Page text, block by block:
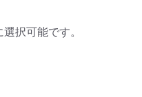
択可能です。